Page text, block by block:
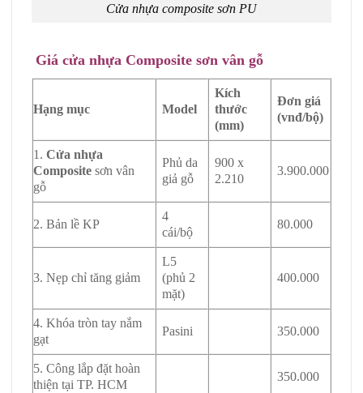
Cửa nhựa composite sơn PU
Giá cửa nhựa Composite sơn vân gỗ
Hạng mục Model
Kích
thước
(mm)
Đơn giá
(vnđ/bộ)
1. Cửa nhựa
Composite sơn vân
gỗ
Phủ da
giả gỗ
900 x
2.210
3.900.000
2. Bản lề KP
4
cái/bộ
80.000
3. Nẹp chỉ tăng giảm
L5
(phủ 2
mặt)
400.000
4. Khóa tròn tay nắm
gạt
Pasini 350.000
5. Công lắp đặt hoàn
thiện tại TP. HCM
350.000